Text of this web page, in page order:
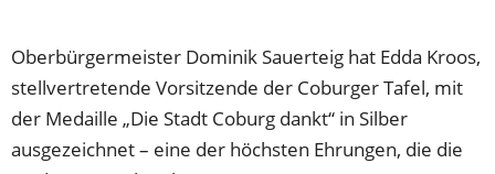
Oberbürgermeister Dominik Sauerteig hat Edda Kroos,
stellvertretende Vorsitzende der Coburger Tafel, mit
der Medaille „Die Stadt Coburg dankt“ in Silber
ausgezeichnet – eine der höchsten Ehrungen, die die